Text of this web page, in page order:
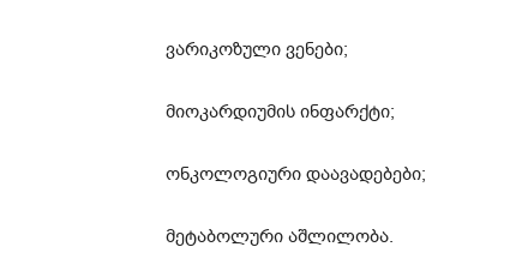
ვარიკოზული ვენები;
მიოკარდიუმის ინფარქტი;
ონკოლოგიური დაავადებები;
მეტაბოლური აშლილობა.